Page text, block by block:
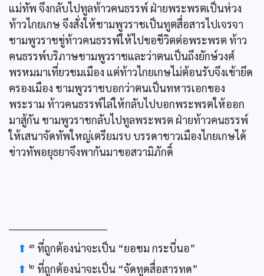
แม่ทัพ จึงกลับไปทูลท้าวคนธรรพ์ ฝ่ายพระพรตเป็นห่วง
ท้าวไกยเกษ จึงสั่งให้ชามพูวราชเป็นทูตสื่อสารไปเจรจา
ชามพูวราชขู่ท้าวคนธรรพ์ให้ไปขอชีวิตต่อพระพรต ท้าว
คนธรรพ์บริภาษชามพูวราชและว่าตนเป็นถึงยักษ์วงศ์
พรหมมาเที่ยวชมเมือง แต่ท้าวไกยเกษไม่ต้อนรับจึงเข้ายึด
ครองเมือง ชามพูวราชบอกว่าตนเป็นทหารเอกของ
พระราม ท้าวคนธรรพ์ไล่ให้กลับไปบอกพระพรตให้ออก
มาสู้กัน ชามพูวราชกลับไปทูลพระพรต ฝ่ายท้าวคนธรรพ์
ให้เสนาจัดทัพใหญ่เตรียมรบ บรรดาชาวเมืองไกยเกษได้
ข่าวทัพอยุธยาจึงพากันมาขอสวามิภักดิ์
⬆ ๓ ที่ถูกต้องน่าจะเป็น “ยอชม กระบี่นอ”
⬆ ๒ ที่ถูกต้องน่าจะเป็น “จัดทูดสื่อสารทด”